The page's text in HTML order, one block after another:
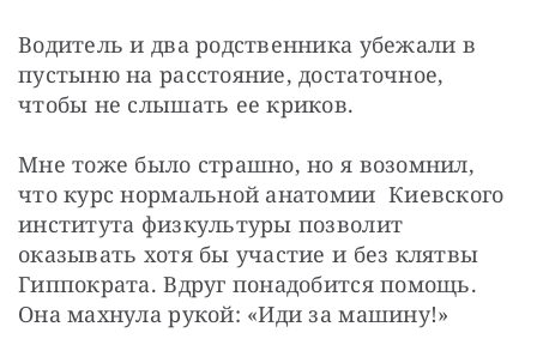
Водитель и два родственника убежали в
пустыню на расстояние, достаточное,
чтобы не слышать ее криков.
Мне тоже было страшно, но я возомнил,
что курс нормальной анатомии  Киевского
института физкультуры позволит
оказывать хотя бы участие и без клятвы
Гиппократа. Вдруг понадобится помощь.
Она махнула рукой: «Иди за машину!»